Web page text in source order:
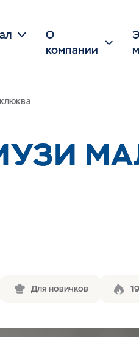
О
компании
Для новичков